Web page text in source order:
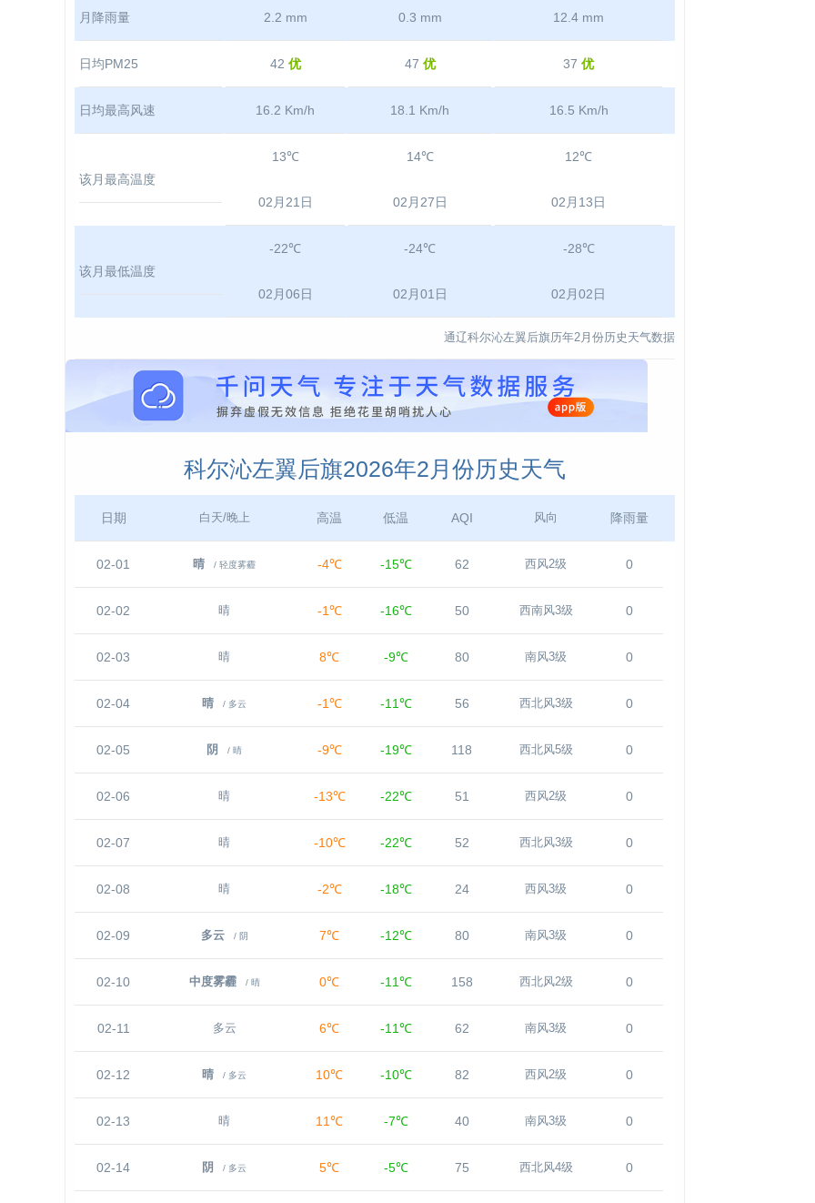
月降雨量 2.2 mm 0.3 mm 12.4 mm
日均PM25 42 优 47 优 37优
日均最高风速 16.2 Km/h 18.1 Km/h 16.5 Km/h
该月最高温度
13℃
02月21日
14℃
02月27日
12℃
02月13日
该月最低温度
-22℃
02月06日
-24℃
02月01日
-28℃
02月02日
通辽科尔沁左翼后旗历年2月份历史天气数据
科尔沁左翼后旗2026年2月份历史天气
日期 白天/晚上 高温 低温 AQI 风向 降雨量
02-01 晴 / 轻度雾霾 -4℃ -15℃ 62 西风2级 0
02-02 晴 -1℃ -16℃ 50 西南风3级 0
02-03 晴 8℃ -9℃ 80 南风3级 0
02-04 晴 / 多云 -1℃ -11℃ 56 西北风3级 0
02-05 阴 / 晴 -9℃ -19℃ 118 西北风5级 0
02-06 晴 -13℃ -22℃ 51 西风2级 0
02-07 晴 -10℃ -22℃ 52 西北风3级 0
02-08 晴 -2℃ -18℃ 24 西风3级 0
02-09 多云 / 阴 7℃ -12℃ 80 南风3级 0
02-10 中度雾霾 / 晴 0℃ -11℃ 158 西北风2级 0
02-11 多云 6℃ -11℃ 62 南风3级 0
02-12 晴 / 多云 10℃ -10℃ 82 西风2级 0
02-13 晴 11℃ -7℃ 40 南风3级 0
02-14 阴 / 多云 5℃ -5℃ 75 西北风4级 0